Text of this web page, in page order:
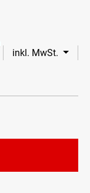
inkl. MwSt.